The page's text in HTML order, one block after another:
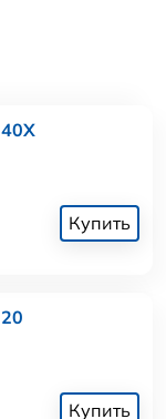
Купить
Купить